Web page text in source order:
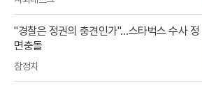
"경찰은 정권의 충견인가"…스타벅스 수사 정
면충돌
참정치